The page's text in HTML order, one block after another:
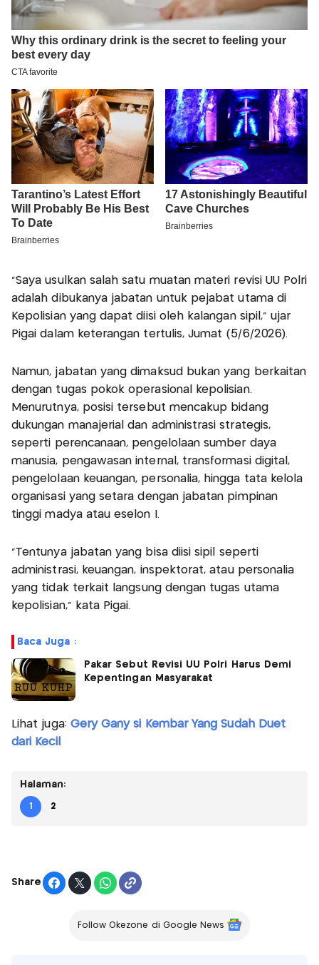
"Saya usulkan salah satu muatan materi revisi UU Polri
adalah dibukanya jabatan untuk pejabat utama di
Kepolisian yang dapat diisi oleh kalangan sipil," ujar
Pigai dalam keterangan tertulis, Jumat (5/6/2026).
Namun, jabatan yang dimaksud bukan yang berkaitan
dengan tugas pokok operasional kepolisian.
Menurutnya, posisi tersebut mencakup bidang
dukungan manajerial dan administrasi strategis,
seperti perencanaan, pengelolaan sumber daya
manusia, pengawasan internal, transformasi digital,
pengelolaan keuangan, personalia, hingga tata kelola
organisasi yang setara dengan jabatan pimpinan
tinggi madya atau eselon I.
"Tentunya jabatan yang bisa diisi sipil seperti
administrasi, keuangan, inspektorat, atau personalia
yang tidak terkait langsung dengan tugas utama
kepolisian," kata Pigai.
Baca Juga :
Pakar Sebut Revisi UU Polri Harus Demi
Kepentingan Masyarakat
Lihat juga: Gery Gany si Kembar Yang Sudah Duet
dari Kecil
Halaman:
1 2
Share
Follow Okezone di Google News